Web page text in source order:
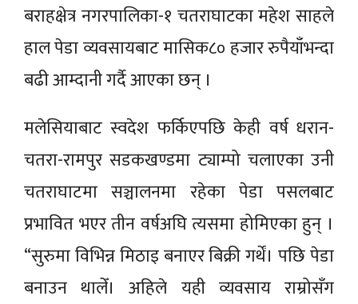
बराहक्षेत्र नगरपालिका-१ चतराघाटका महेश साहले
हाल पेडा व्यवसायबाट मासिक८० हजार रुपैयाँभन्दा
बढी आम्दानी गर्दै आएका छन् ।
मलेसियाबाट स्वदेश फर्किएपछि केही वर्ष धरान-
चतरा-रामपुर सडकखण्डमा ट्याम्पो चलाएका उनी
चतराघाटमा सञ्चालनमा रहेका पेडा पसलबाट
प्रभावित भएर तीन वर्षअघि त्यसमा होमिएका हुन् ।
“सुरुमा विभिन्न मिठाइ बनाएर बिक्री गर्थें। पछि पेडा
बनाउन थालेँ। अहिले यही व्यवसाय राम्रोसँग